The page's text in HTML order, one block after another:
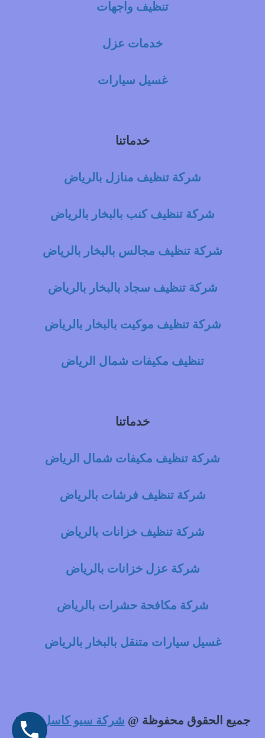
تنظيف واجهات
خدمات عزل
غسيل سيارات
خدماتنا
شركة تنظيف منازل بالرياض
شركة تنظيف كنب بالبخار بالرياض
شركة تنظيف مجالس بالبخار بالرياض
شركة تنظيف سجاد بالبخار بالرياض
شركة تنظيف موكيت بالبخار بالرياض
تنظيف مكيفات شمال الرياض
خدماتنا
شركة تنظيف مكيفات شمال الرياض
شركة تنظيف فرشات بالرياض
شركة تنظيف خزانات بالرياض
شركة عزل خزانات بالرياض
شركة مكافحة حشرات بالرياض
غسيل سيارات متنقل بالبخار بالرياض
جميع الحقوق محفوظة @ شركة سيو كاسل2021